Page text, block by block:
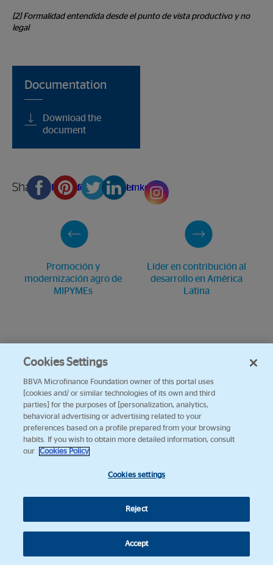
[2] Formalidad entendida desde el punto de vista productivo y no
legal
Documentation
Download the
document
Share FacebookPinterestTwitterLinkedin
Promoción y
modernización agro de
MIPYMEs
Líder en contribución al
desarrollo en América
Latina
Cookies Settings
BBVA Microfinance Foundation owner of this portal uses
[cookies and/ or similar technologies of its own and third
parties] for the purposes of [personalization, analytics,
behavioral advertising or advertising related to your
preferences based on a profile prepared from your browsing
habits. If you wish to obtain more detailed information, consult
our
Cookies Policy
Cookies settings
Reject
Accept